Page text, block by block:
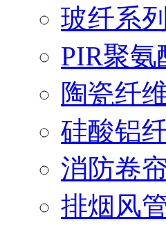
玻纤系
PIR聚氨
陶瓷纤
硅酸铝
消防卷
排烟风